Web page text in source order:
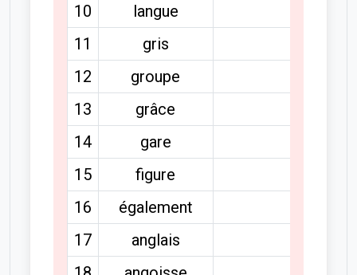
10
langue
11
gris
12
groupe
13
grâce
14
gare
15
figure
16
également
17
anglais